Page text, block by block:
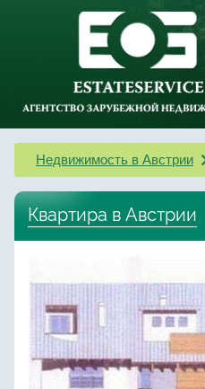
Недвижимость в Австрии
Квартира в Австрии